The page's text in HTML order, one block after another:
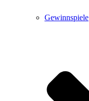
Gewinnspiele